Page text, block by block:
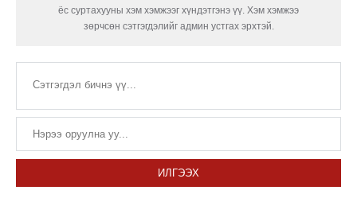
ёс суртахууны хэм хэмжээг хүндэтгэнэ үү. Хэм хэмжээ
зөрчсөн сэтгэгдэлийг админ устгах эрхтэй.
ИЛГЭЭХ